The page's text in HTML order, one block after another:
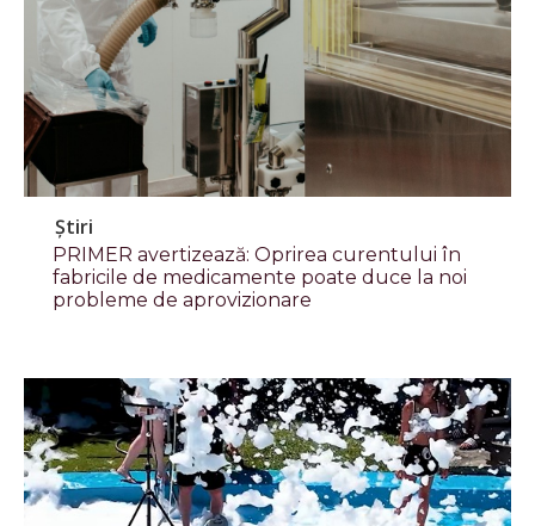
Știri
PRIMER avertizează: Oprirea curentului în
fabricile de medicamente poate duce la noi
probleme de aprovizionare